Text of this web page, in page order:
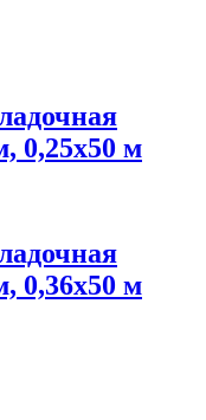
0,25х50 м
0,36х50 м